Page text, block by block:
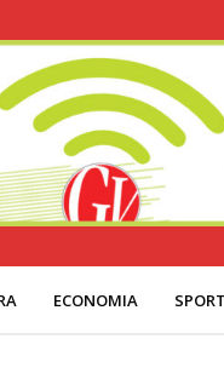
ECONOMIA SPORT